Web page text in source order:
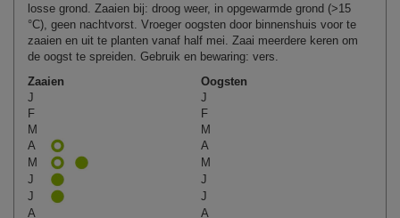
losse grond. Zaaien bij: droog weer, in opgewarmde grond (>15
°C), geen nachtvorst. Vroeger oogsten door binnenshuis voor te
zaaien en uit te planten vanaf half mei. Zaai meerdere keren om
de oogst te spreiden. Gebruik en bewaring: vers.
Zaaien
Oogsten
J
J
F
F
M
M
A
A
M
M
J
J
J
J
A
A